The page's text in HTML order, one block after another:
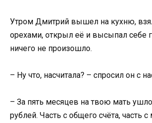
Утром Дмитрий вышел на кухню,
орехами, открыл её и высыпал себе
ничего не произошло.
– Ну что, насчитала? – спросил он с
– За пять месяцев на твою мать
рублей. Часть с общего счёта, часть